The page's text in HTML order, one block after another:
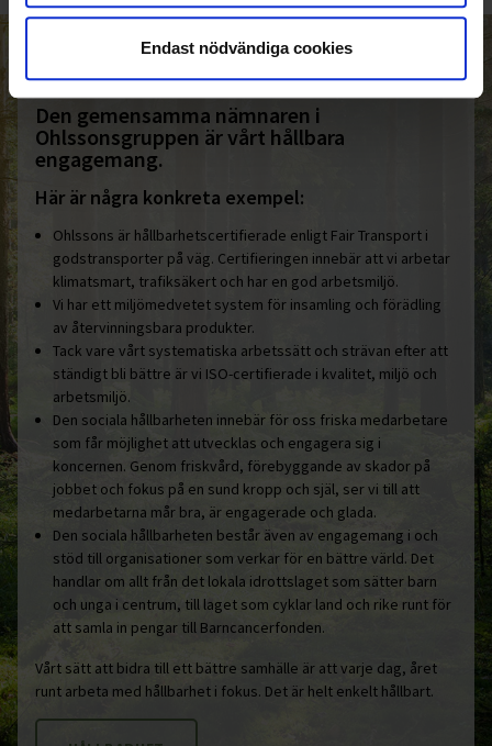
Endast nödvändiga cookies
HELT ENKELT HÅLLBART
Den gemensamma nämnaren i
Ohlssonsgruppen är vårt hållbara
engagemang.
Här är några konkreta exempel:
Ohlssons är hållbarhetscertifierade enligt Fair Transport i
godstransporter på väg. Certifieringen innebär att vi arbetar
klimatsmart, trafiksäkert och har en god arbetsmiljö.
Vi har ett miljömedvetet system för insamling och förädling
av återvinningsbara produkter.
Tack vare vårt systematiska arbetssätt och strävan efter att
ständigt bli bättre är vi ISO-certifierade i kvalitet, miljö och
arbetsmiljö.
Den sociala hållbarheten innebär för oss friska medarbetare
som får möjlighet att utvecklas och engagera sig i
koncernen. Genom friskvård, förebyggande av skador på
jobbet och fokus på en sund kropp och själ, ser vi till att
medarbetarna mår bra, är engagerade och glada.
Den sociala hållbarheten består även av engagemang i och
stöd till organisationer som verkar för en bättre värld. Det
handlar om allt från det lokala idrottslaget som sätter barn
och unga i centrum, till laget som cyklar land och rike runt för
att samla in pengar till Barncancerfonden.
Vårt sätt att bidra till ett bättre samhälle är att varje dag, året
runt arbeta med hållbarhet i fokus. Det är helt enkelt hållbart.